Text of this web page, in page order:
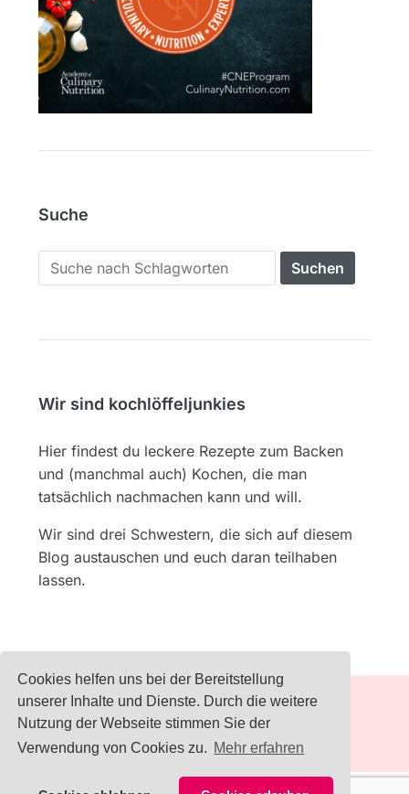
Cookies helfen uns bei der Bereitstellung
unserer Inhalte und Dienste. Durch die weitere
Nutzung der Webseite stimmen Sie der
Verwendung von Cookies zu. Mehr erfahren
Suche
Search
for:
Wir sind kochlöffeljunkies
Hier findest du leckere Rezepte zum Backen
und (manchmal auch) Kochen, die man
tatsächlich nachmachen kann und will.
Wir sind drei Schwestern, die sich auf diesem
Blog austauschen und euch daran teilhaben
lassen.
IMPRESSUM